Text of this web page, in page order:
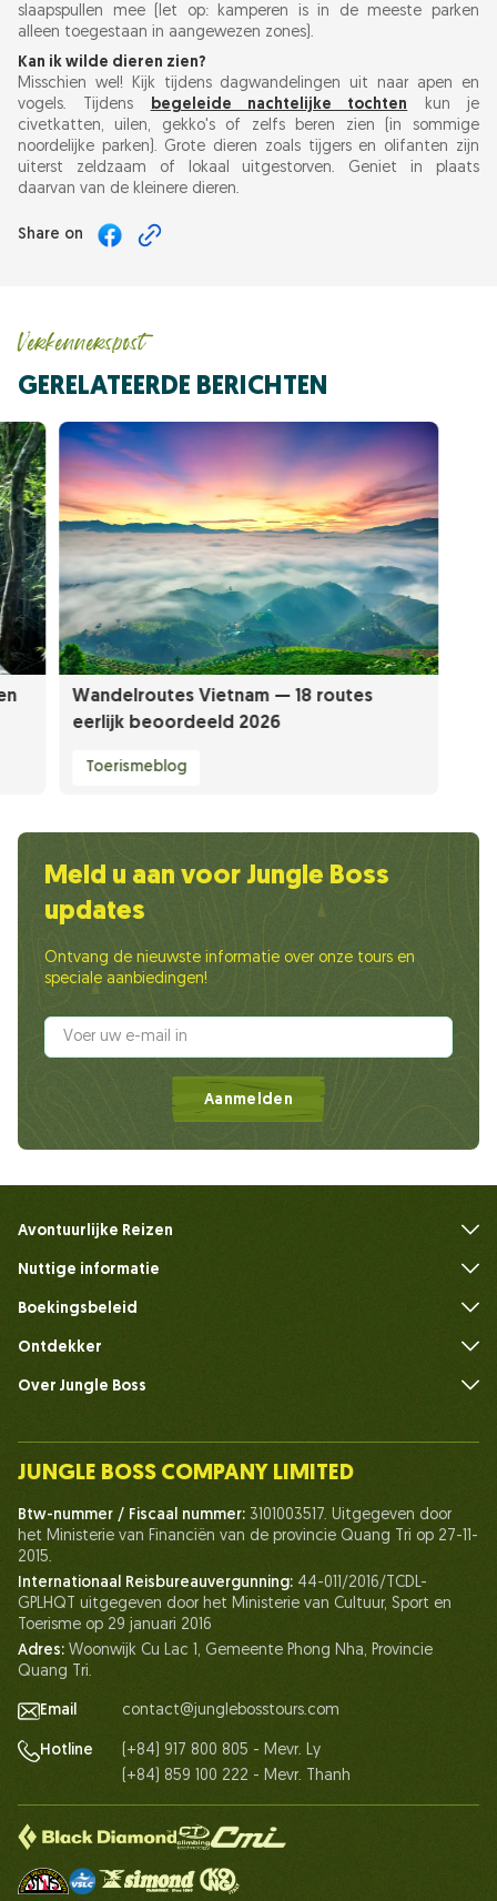
slaapspullen mee (let op: kamperen is in de meeste parken
alleen toegestaan in aangewezen zones).
Kan ik wilde dieren zien?
Misschien wel! Kijk tijdens dagwandelingen uit naar apen en
vogels. Tijdens
begeleide nachtelijke tochten kun je
civetkatten, uilen, gekko's of zelfs beren zien (in sommige
noordelijke parken). Grote dieren zoals tijgers en olifanten zijn
uiterst zeldzaam of lokaal uitgestorven. Geniet in plaats
daarvan van de kleinere dieren.
Share on
Verkennerspost
GERELATEERDE BERICHTEN
Wandelroutes Vietnam — 18 routes
eerlijk beoordeeld 2026
Toerismeblog
Meld u aan voor Jungle Boss
updates
Ontvang de nieuwste informatie over onze tours en
speciale aanbiedingen!
Aanmelden
Avontuurlijke Reizen
Nuttige informatie
Boekingsbeleid
Ontdekker
Over Jungle Boss
Ons team
Mens van Jungle Boss
Leven bij Jungle Boss
Onze certificaten
Partnerschap
Neem contact met ons op
JUNGLE BOSS COMPANY LIMITED
Btw-nummer / Fiscaal nummer: 3101003517. Uitgegeven door
het Ministerie van Financiën van de provincie Quang Tri op 27-11-
2015.
Internationaal Reisbureauvergunning: 44-011/2016/TCDL-
GPLHQT uitgegeven door het Ministerie van Cultuur, Sport en
Toerisme op 29 januari 2016
Adres: Woonwijk Cu Lac 1, Gemeente Phong Nha, Provincie
Quang Tri.
Email contact@junglebosstours.com
Hotline
(+84) 917 800 805 - Mevr. Ly
(+84) 859 100 222 - Mevr. Thanh